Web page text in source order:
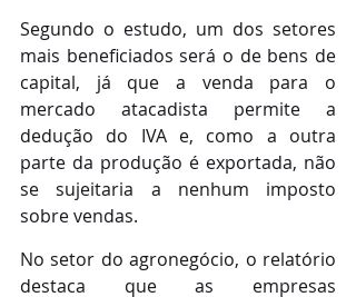
Segundo o estudo, um dos setores
mais beneficiados será o de bens de
capital, já que a venda para o
mercado atacadista permite a
dedução do IVA e, como a outra
parte da produção é exportada, não
se sujeitaria a nenhum imposto
sobre vendas.
No setor do agronegócio, o relatório
destaca que as empresas